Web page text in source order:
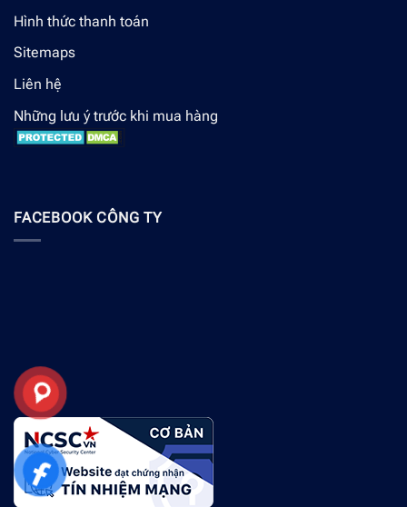
Hình thức thanh toán
Sitemaps
Liên hệ
Những lưu ý trước khi mua hàng
FACEBOOK CÔNG TY